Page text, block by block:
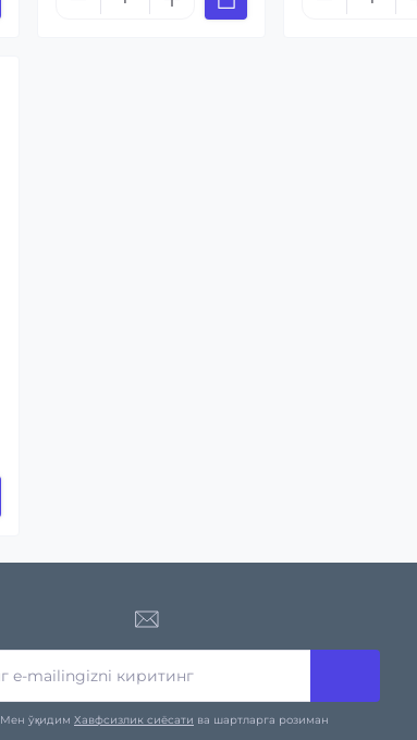
Мен ўқидим Хавфсизлик сиёсати ва шартларга розиман